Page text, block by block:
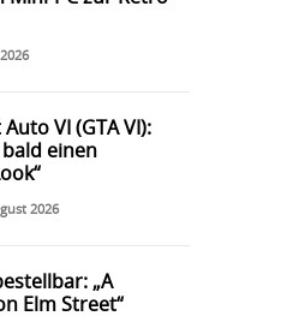
VI (GTA VI):
einen
2026
„A
Elm Street“